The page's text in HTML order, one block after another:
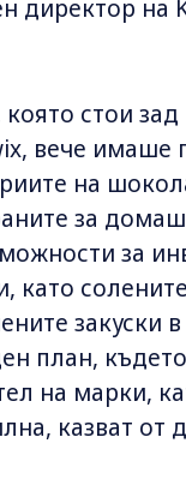
директор на
стои
вече имаше
на
за
за
като
закуски в
план,
на марки,
казват от